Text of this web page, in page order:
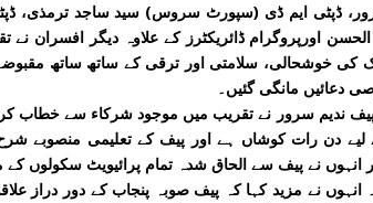
ڈپٹی ایم ڈی (سپورٹ سروس) سید ساجد ترمذی،
اورپروگرام ڈائریکٹرز کے علاوہ دیگر
کی خوشحالی، سلامتی اور ترقی کے ساتھ ساتھ
دعائیں مانگی گئیں۔
پیف ندیم سرور نے تقریب میں موجود شرکاء سے خطاب
دن رات کوشاں ہے اور پیف کے تعلیمی منصوبے شرح
انہوں نے پیف سے الحاق شدہ تمام پرائیویٹ سکولوں
انہوں نے مزید کہا کہ پیف صوبہ پنجاب کے دور دراز